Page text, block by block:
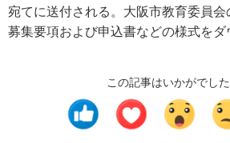
宛てに送付される。大阪市教育委員会
募集要項および申込書などの様式をダ
この記事はいかがでし